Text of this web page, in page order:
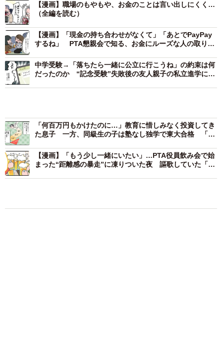
結果として、「あれ、Sさんは花束だけなんだ」という空気
がうっすら漂い、なぜか代表して動いた本人だけが気まず
い立場になってしまったそうです。
精算の空気が消えたまま、誰も花代に触れない
さらに困ったのは、その後でした。
が続く中、誰も花代の話をしません。
「後でまとめるのかな」と思っていたSさんでしたが、結局
そのまま解散。
算については誰一人触れないまま時間だけが過ぎていった
【漫画】職場のもやもや、お金のことは言い出しにくく…
（全編を読む）
【漫画】「現金の持ち合わせがなくて」「あとでPayPay
するね」 PTA懇親会で知る、お金にルーズな人の取り扱
中学受験→「落ちたら一緒に公立に行こうね」の約束は何
だったのか “記念受験”失敗後の友人親子の私立進学にモ
解」はないがモヤモヤする！
【漫画】「もう少し一緒にいたい」…PTA役員飲み会で始
まった“距離感の暴走”に凍りついた夜 謳歌していた「第
二の青春」が崩れる時